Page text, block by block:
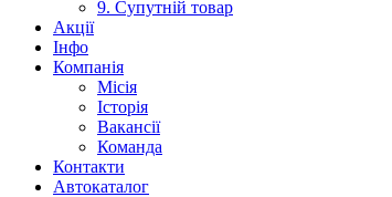
9. Супутній товар
Акції
Інфо
Компанія
Місія
Історія
Вакансії
Команда
Контакти
Автокаталог